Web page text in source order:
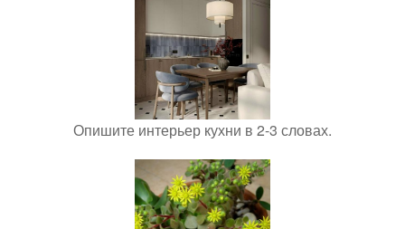
Опишите интерьер кухни в 2-3 словах.